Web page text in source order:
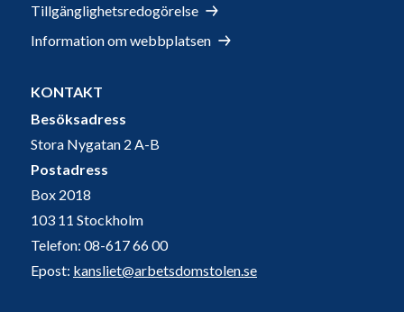
Tillgänglighetsredogörelse
Information om webbplatsen
KONTAKT
Besöksadress
Stora Nygatan 2 A-B
Postadress
Box 2018
103 11 Stockholm
Telefon: 08-617 66 00
Epost: kansliet@arbetsdomstolen.se